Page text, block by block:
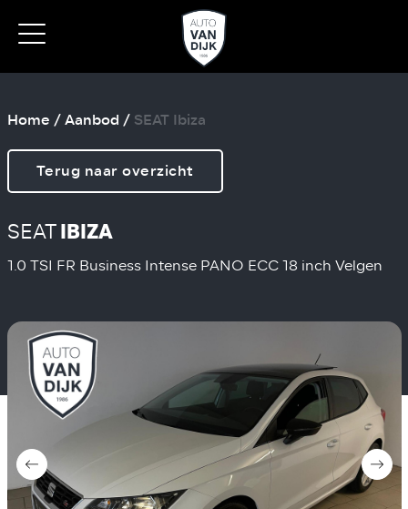
Home /Aanbod / SEAT Ibiza
Terug naar overzicht
SEAT IBIZA
1.0 TSI FR Business Intense PANO ECC 18 inch Velgen